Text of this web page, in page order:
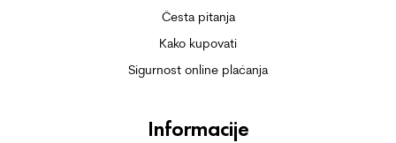
Česta pitanja
Kako kupovati
Sigurnost online plaćanja
Informacije